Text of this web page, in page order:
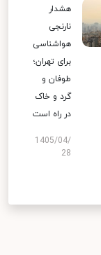
هشدار
نارنجی
هواشناسی
برای تهران؛
طوفان و
گرد و خاک
در راه است
1405/04/
28